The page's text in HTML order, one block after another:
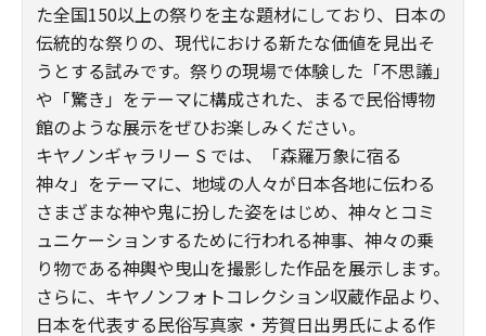
た全国150以上の祭りを主な題材にしており、日本の
伝統的な祭りの、現代における新たな価値を見出そ
うとする試みです。祭りの現場で体験した「不思議」
や「驚き」をテーマに構成された、まるで民俗博物
館のような展示をぜひお楽しみください。
キヤノンギャラリー S では、「森羅万象に宿る
神々」をテーマに、地域の人々が日本各地に伝わる
さまざまな神や鬼に扮した姿をはじめ、神々とコミ
ュニケーションするために行われる神事、神々の乗
り物である神輿や曳山を撮影した作品を展示します。
さらに、キヤノンフォトコレクション収蔵作品より、
日本を代表する民俗写真家・芳賀日出男氏による作